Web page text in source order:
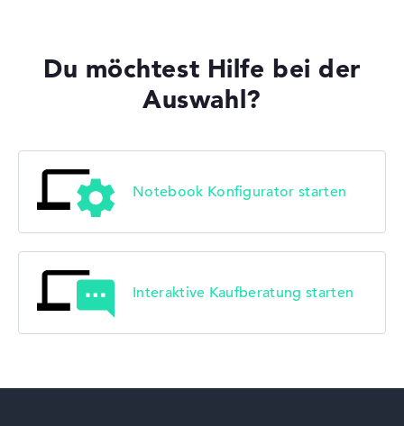
Du möchtest Hilfe bei der
Auswahl?
Notebook Konfigurator starten
Interaktive Kaufberatung starten